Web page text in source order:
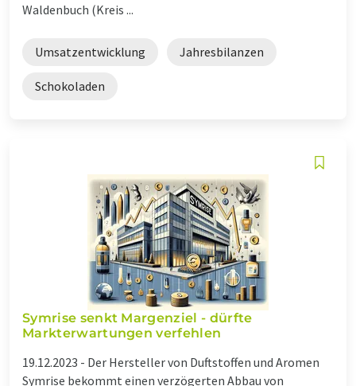
Waldenbuch (Kreis ...
Umsatzentwicklung Jahresbilanzen
Schokoladen
Symrise senkt Margenziel - dürfte
Markterwartungen verfehlen
19.12.2023 - Der Hersteller von Duftstoffen und Aromen
Symrise bekommt einen verzögerten Abbau von